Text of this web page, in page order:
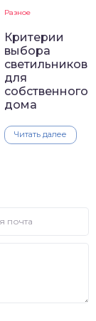
Разное
Критерии
выбора
светильников
для
собственного
дома
Читать далее